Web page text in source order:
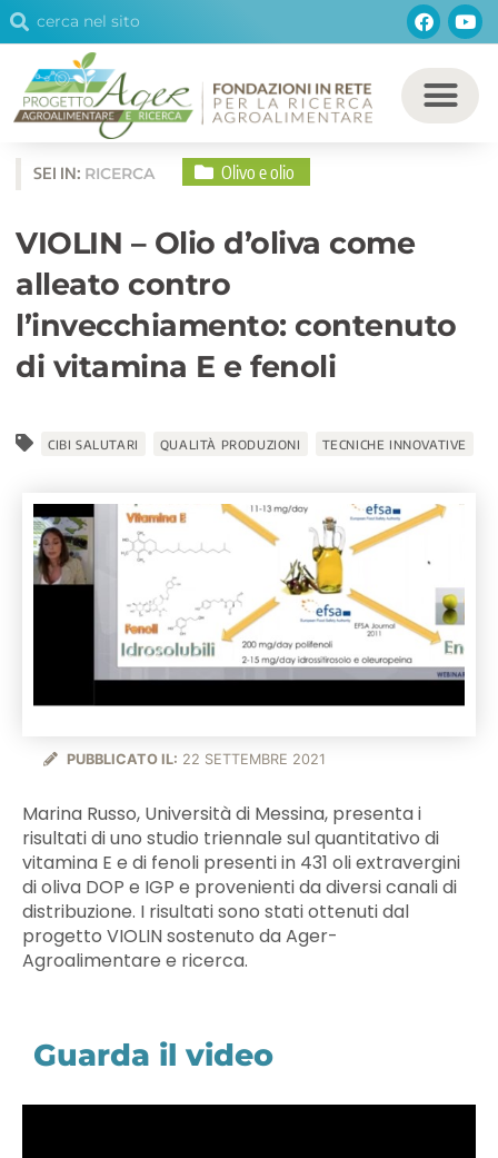
VaiCerca Cerca
SEI IN: RICERCA Olivo e olio
VIOLIN – Olio d’oliva come
alleato contro
l’invecchiamento: contenuto
di vitamina E e fenoli
CIBI SALUTARI QUALITÀ PRODUZIONI TECNICHE INNOVATIVE
PUBBLICATO IL: 22 SETTEMBRE 2021
Marina Russo, Università di Messina, presenta i
risultati di uno studio triennale sul quantitativo di
vitamina E e di fenoli presenti in 431 oli extravergini
di oliva DOP e IGP e provenienti da diversi canali di
distribuzione. I risultati sono stati ottenuti dal
progetto VIOLIN sostenuto da Ager-
Agroalimentare e ricerca.
Guarda il video